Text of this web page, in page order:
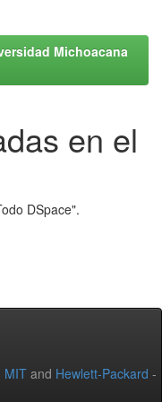
Michoacana
en el
DSpace".
MIT and Hewlett-Packard -